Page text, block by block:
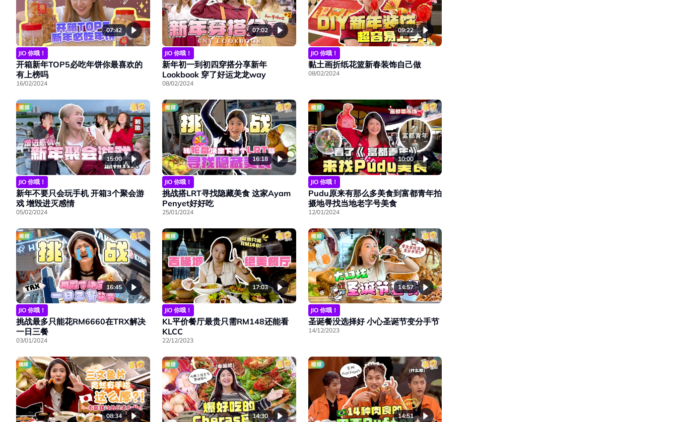
07:42
JIO 你哦！
开箱新年TOP5必吃年饼你最喜欢的
有上榜吗
16/02/2024
07:02
JIO 你哦！
新年初一到初四穿搭分享新年
Lookbook 穿了好运龙龙way
08/02/2024
09:22
JIO 你哦！
黏土画折纸花篮新春装饰自己做
08/02/2024
15:00
JIO 你哦！
新年不要只会玩手机 开箱3个聚会游
戏 增毁进灭感情
05/02/2024
16:18
JIO 你哦！
挑战搭LRT寻找隐藏美食 这家Ayam
Penyet好好吃
25/01/2024
10:00
JIO 你哦！
Pudu原来有那么多美食到富都青年拍
摄地寻找当地老字号美食
12/01/2024
16:45
JIO 你哦！
挑战最多只能花RM6660在TRX解决
一日三餐
03/01/2024
17:03
JIO 你哦！
KL平价餐厅最贵只需RM148还能看
KLCC
22/12/2023
14:57
JIO 你哦！
圣诞餐没选择好 小心圣诞节变分手节
14/12/2023
08:34 14:30 14:51